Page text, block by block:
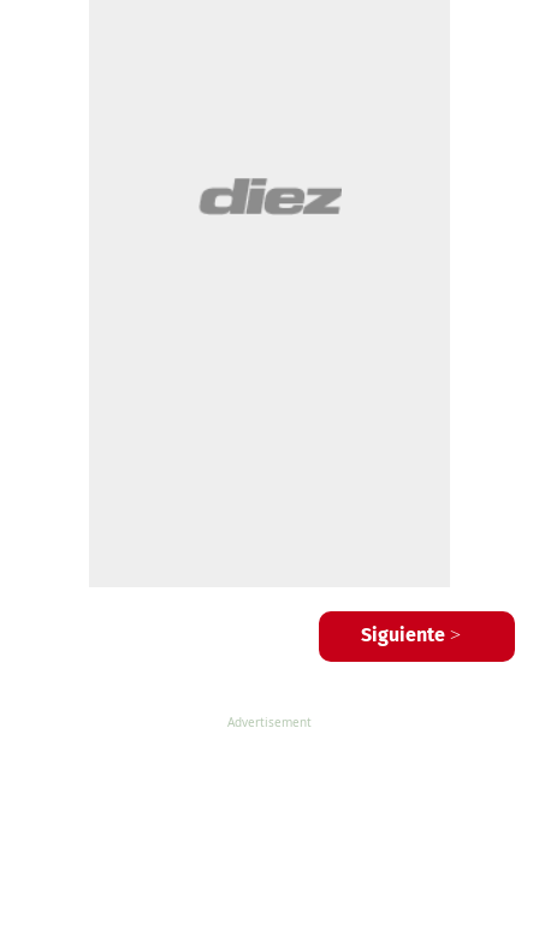
Siguiente >